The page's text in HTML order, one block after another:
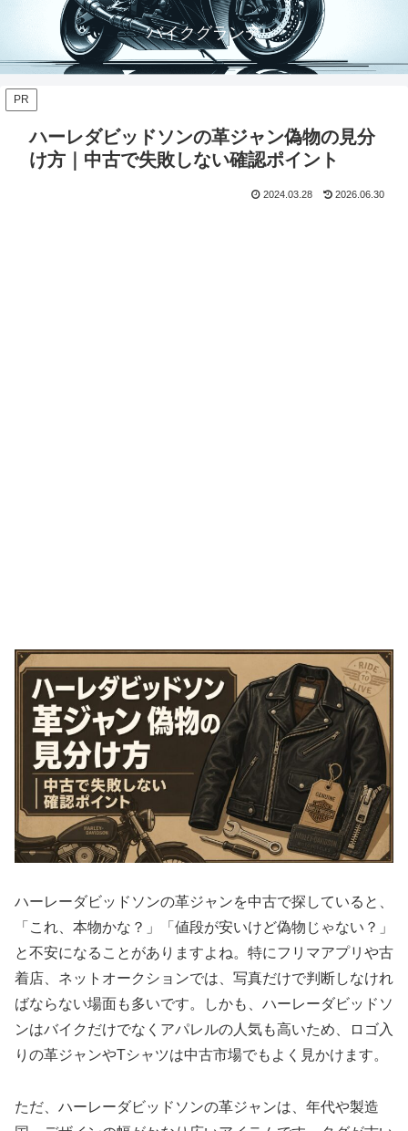
バイクグランデ
PR
ハーレダビッドソンの革ジャン偽物の見分
け方｜中古で失敗しない確認ポイント
2024.03.28 2026.06.30
ハーレーダビッドソンの革ジャンを中古で探していると、
「これ、本物かな？」「値段が安いけど偽物じゃない？」
と不安になることがありますよね。特にフリマアプリや古
着店、ネットオークションでは、写真だけで判断しなけれ
ばならない場面も多いです。しかも、ハーレーダビッドソ
ンはバイクだけでなくアパレルの人気も高いため、ロゴ入
りの革ジャンやTシャツは中古市場でもよく見かけます。
ただ、ハーレーダビッドソンの革ジャンは、年代や製造